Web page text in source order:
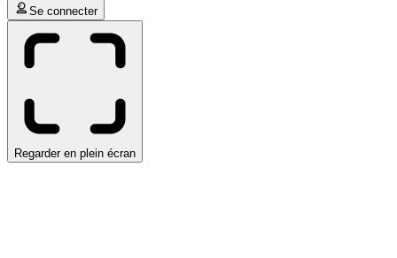
Se connecter
Regarder en plein écran